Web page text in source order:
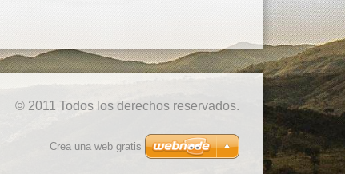
© 2011 Todos los derechos reservados.
Crea una web gratis